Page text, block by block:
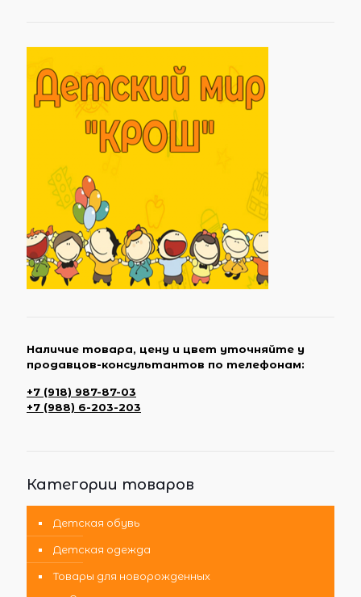
Наличие товара, цену и цвет уточняйте у
продавцов-консультантов по телефонам:
+7 (918) 987-87-03
+7 (988) 6-203-203
Категории товаров
Детская обувь
Детская одежда
Товары для новорожденных